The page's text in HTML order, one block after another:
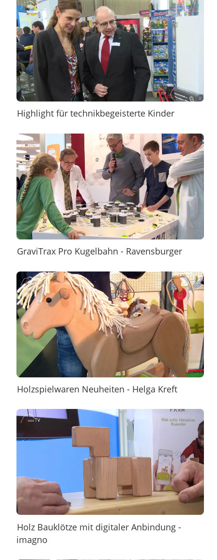
Highlight für technikbegeisterte Kinder
GraviTrax Pro Kugelbahn - Ravensburger
Holzspielwaren Neuheiten - Helga Kreft
Holz Bauklötze mit digitaler Anbindung -
imagno